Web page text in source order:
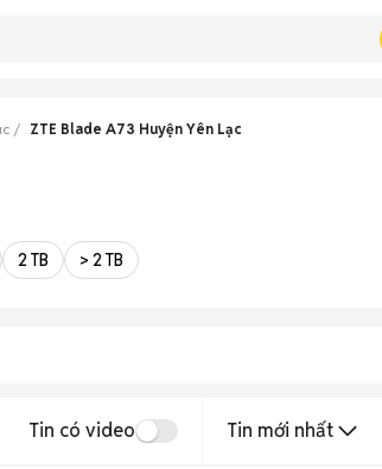
ZTE Blade A73 Huyện Yên Lạc
2 TB > 2 TB
Tin có video Tin mới nhất